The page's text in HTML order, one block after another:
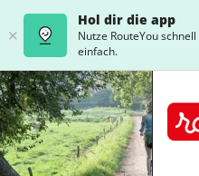
Hol dir die app
Nutze RouteYou
einfach.